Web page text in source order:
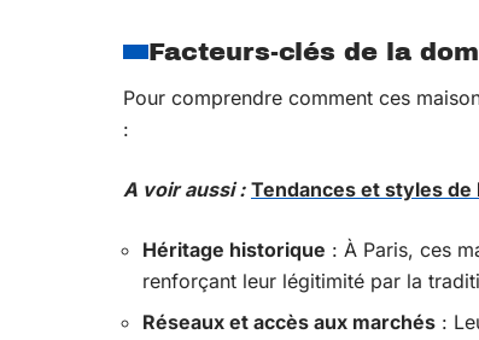
Facteurs-clés de la
Pour comprendre comment ces
:
A voir aussi : Tendances et styles de
Héritage historique : À Paris, ces
renforçant leur légitimité par la
Réseaux et accès aux marchés :